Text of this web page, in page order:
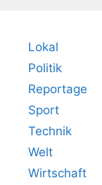
Lokal
Politik
Reportage
Sport
Technik
Welt
Wirtschaft